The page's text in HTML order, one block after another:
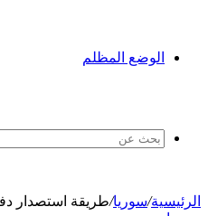
الوضع المظلم
الرئيسية/سوريا/طريقة استصدار